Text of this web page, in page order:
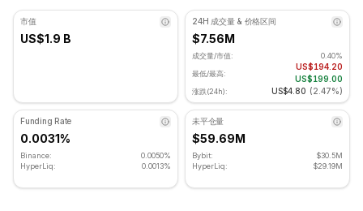
市值
US$1.9 B
24H 成交量 & 价格区间
$7.56M
成交量/市值:
0.40%
最低/最高:
US$194.20
US$199.00
涨跌(24h): US$4.80 (2.47%)
Funding Rate
0.0031%
Binance:
0.0050%
HyperLiq:
0.0013%
未平仓量
$59.69M
Bybit:
$30.5M
HyperLiq:
$29.19M